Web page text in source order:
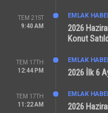
TEM 21ST
9:40 AM
EMLAK
2026
Konut
TEM 17TH
12:44 PM
EMLAK
2026 İlk 6
TEM 17TH
11:22 AM
EMLAK
2026